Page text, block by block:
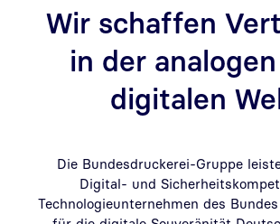
Wir schaffen
in der
digitalen
Die Bundesdruckerei-Gruppe
Digital- und
Technologieunternehmen des